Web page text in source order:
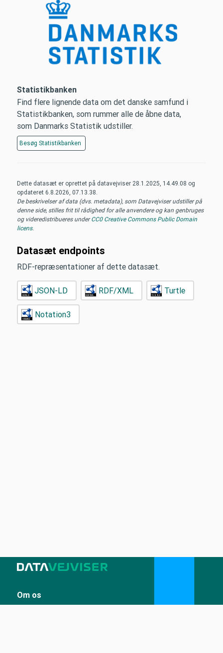
Statistikbanken
Find flere lignende data om det danske samfund i
Statistikbanken, som rummer alle de åbne data,
som Danmarks Statistik udstiller.
Besøg Statistikbanken
Dette datasæt er oprettet på datavejviser 28.1.2025, 14.49.08 og
opdateret 6.8.2026, 07.13.38
De beskrivelser af data (dvs. metadata), som Datavejviser udstiller på
denne side, stilles frit til rådighed for alle anvendere og kan genbruges
og videredistribueres underCC0 Creative Commons Public Domain
licens.
Datasæt endpoints
RDF-repræsentationer af dette datasæt.
JSON-LD RDF/XML Turtle
Notation3
Om os